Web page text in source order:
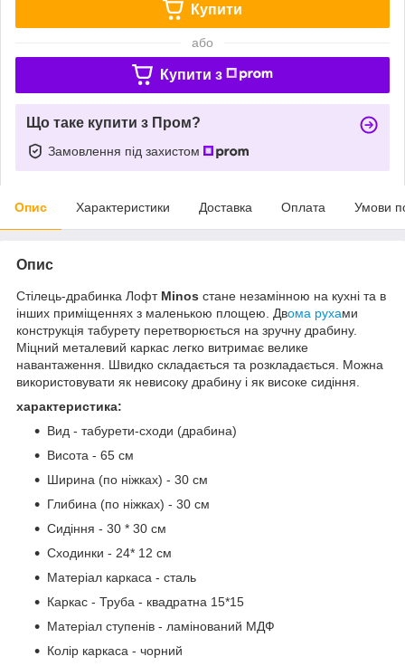
Купити
або
Купити з
Що таке купити з Пром?
Замовлення під захистом
Опис Характеристики Доставка Оплата Умови
Опис
Стілець-драбинка Лофт Minos стане незамінною на кухні та в
інших приміщеннях з маленькою площею. Двома рухами
конструкція табурету перетворюється на зручну драбину.
Міцний металевий каркас легко витримає велике
навантаження. Швидко складається та розкладається. Можна
використовувати як невисоку драбину і як високе сидіння.
характеристика:
Вид - табурети-сходи (драбина)
Висота - 65 см
Ширина (по ніжках) - 30 см
Глибина (по ніжках) - 30 см
Сидіння - 30 * 30 см
Сходинки - 24* 12 см
Матеріал каркаса - сталь
Каркас - Труба - квадратна 15*15
Матеріал ступенів - ламінований МДФ
Колір каркаса - чорний